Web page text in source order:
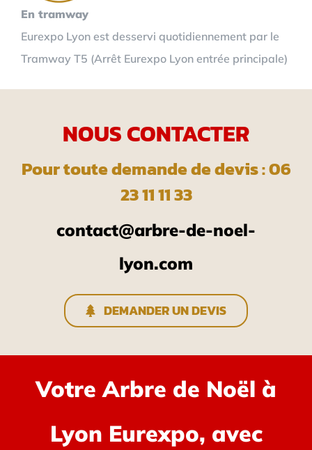
En tramway
Eurexpo Lyon est desservi quotidiennement par le
Tramway T5 (Arrêt Eurexpo Lyon entrée principale)
NOUS CONTACTER
Pour toute demande de devis : 06
23 11 11 33
contact@arbre-de-noel-
lyon.com
DEMANDER UN DEVIS
Votre Arbre de Noël à
Lyon Eurexpo, avec